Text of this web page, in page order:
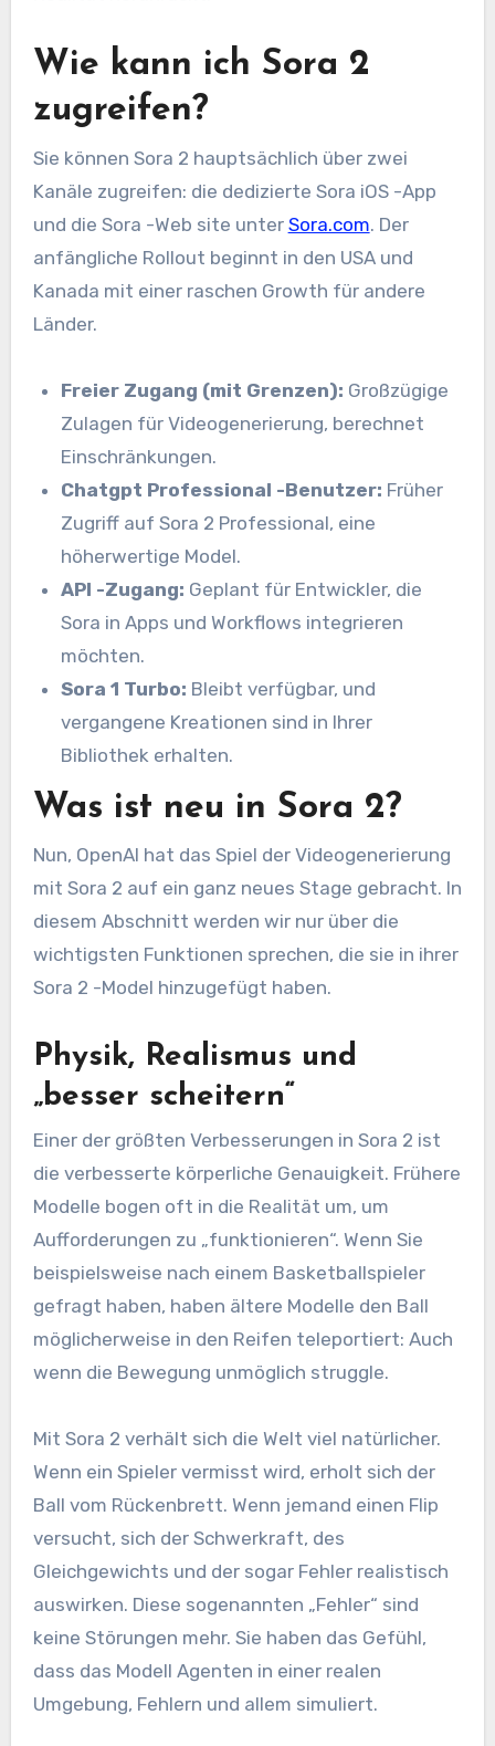
Wie kann ich Sora 2
zugreifen?
Sie können Sora 2 hauptsächlich über zwei
Kanäle zugreifen: die dedizierte Sora iOS -App
und die Sora -Web site unter Sora.com. Der
anfängliche Rollout beginnt in den USA und
Kanada mit einer raschen Growth für andere
Länder.
Freier Zugang (mit Grenzen): Großzügige
Zulagen für Videogenerierung, berechnet
Einschränkungen.
Chatgpt Professional -Benutzer: Früher
Zugriff auf Sora 2 Professional, eine
höherwertige Model.
API -Zugang: Geplant für Entwickler, die
Sora in Apps und Workflows integrieren
möchten.
Sora 1 Turbo: Bleibt verfügbar, und
vergangene Kreationen sind in Ihrer
Bibliothek erhalten.
Was ist neu in Sora 2?
Nun, OpenAI hat das Spiel der Videogenerierung
mit Sora 2 auf ein ganz neues Stage gebracht. In
diesem Abschnitt werden wir nur über die
wichtigsten Funktionen sprechen, die sie in ihrer
Sora 2 -Model hinzugefügt haben.
Physik, Realismus und
„besser scheitern“
Einer der größten Verbesserungen in Sora 2 ist
die verbesserte körperliche Genauigkeit. Frühere
Modelle bogen oft in die Realität um, um
Aufforderungen zu „funktionieren“. Wenn Sie
beispielsweise nach einem Basketballspieler
gefragt haben, haben ältere Modelle den Ball
möglicherweise in den Reifen teleportiert: Auch
wenn die Bewegung unmöglich struggle.
Mit Sora 2 verhält sich die Welt viel natürlicher.
Wenn ein Spieler vermisst wird, erholt sich der
Ball vom Rückenbrett. Wenn jemand einen Flip
versucht, sich der Schwerkraft, des
Gleichgewichts und der sogar Fehler realistisch
auswirken. Diese sogenannten „Fehler“ sind
keine Störungen mehr. Sie haben das Gefühl,
dass das Modell Agenten in einer realen
Umgebung, Fehlern und allem simuliert.